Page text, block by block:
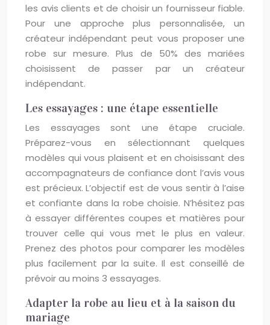
les avis clients et de choisir un fournisseur fiable.
Pour une approche plus personnalisée, un
créateur indépendant peut vous proposer une
robe sur mesure. Plus de 50% des mariées
choisissent de passer par un créateur
indépendant.
Les essayages : une étape essentielle
Les essayages sont une étape cruciale.
Préparez-vous en sélectionnant quelques
modèles qui vous plaisent et en choisissant des
accompagnateurs de confiance dont l’avis vous
est précieux. L’objectif est de vous sentir à l’aise
et confiante dans la robe choisie. N’hésitez pas
à essayer différentes coupes et matières pour
trouver celle qui vous met le plus en valeur.
Prenez des photos pour comparer les modèles
plus facilement par la suite. Il est conseillé de
prévoir au moins 3 essayages.
Adapter la robe au lieu et à la saison du
mariage